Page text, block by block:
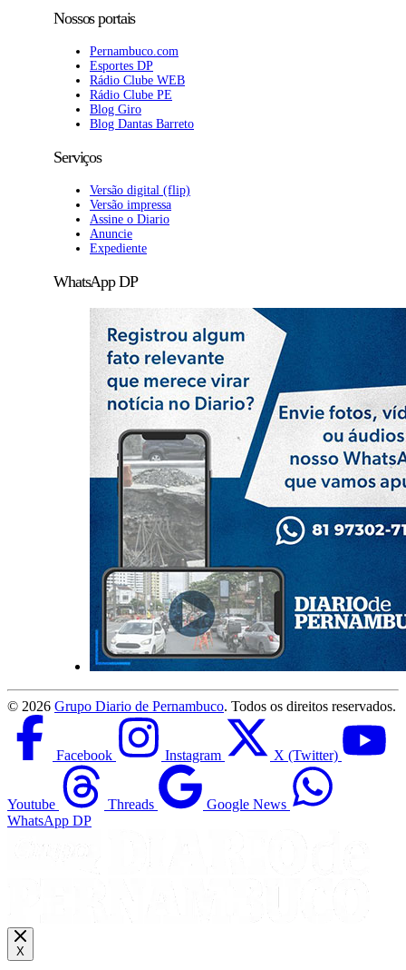
Nossos portais
Pernambuco.com
Esportes DP
Rádio Clube WEB
Rádio Clube PE
Blog Giro
Blog Dantas Barreto
Serviços
Versão digital (flip)
Versão impressa
Assine o Diario
Anuncie
Expediente
WhatsApp DP
© 2026 Grupo Diario de Pernambuco. Todos os direitos reservados.
Facebook Instagram X (Twitter)
Youtube Threads
Google News
WhatsApp DP
X